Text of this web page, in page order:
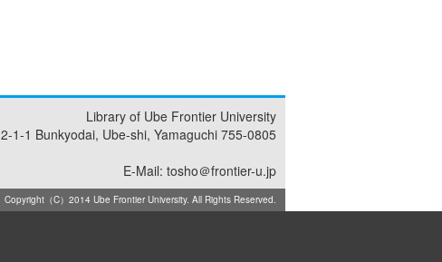
Library of Ube Frontier University
2-1-1 Bunkyodai, Ube-shi, Yamaguchi 755-0805
E-Mail: tosho＠frontier-u.jp
Copyright（C）2014 Ube Frontier University. All Rights Reserved.